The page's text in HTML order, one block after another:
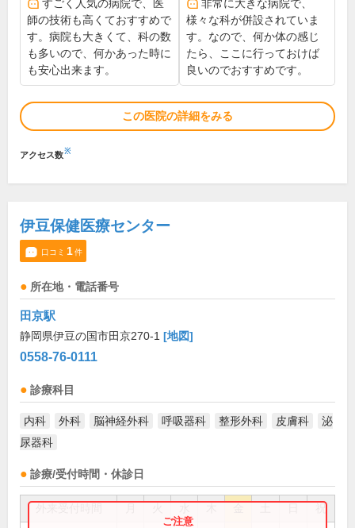
すごく人気の病院で、医
師の技術も高くておすすめで
す。病院も大きくて、科の数
も多いので、何かあった時に
も安心出来ます。
非常に大きな病院で、
様々な科が併設されていま
す。なので、何か体の感じ
たら、ここに行っておけば
良いのでおすすめです。
この医院の詳細をみる
アクセス数※
伊豆保健医療センター
口コミ 1件
所在地・電話番号
田京駅
静岡県伊豆の国市田京270-1 [地図]
0558-76-0111
診療科目
内科 外科 脳神経外科 呼吸器科 整形外科 皮膚科
泌
尿器科
診療/受付時間・休診日
祝